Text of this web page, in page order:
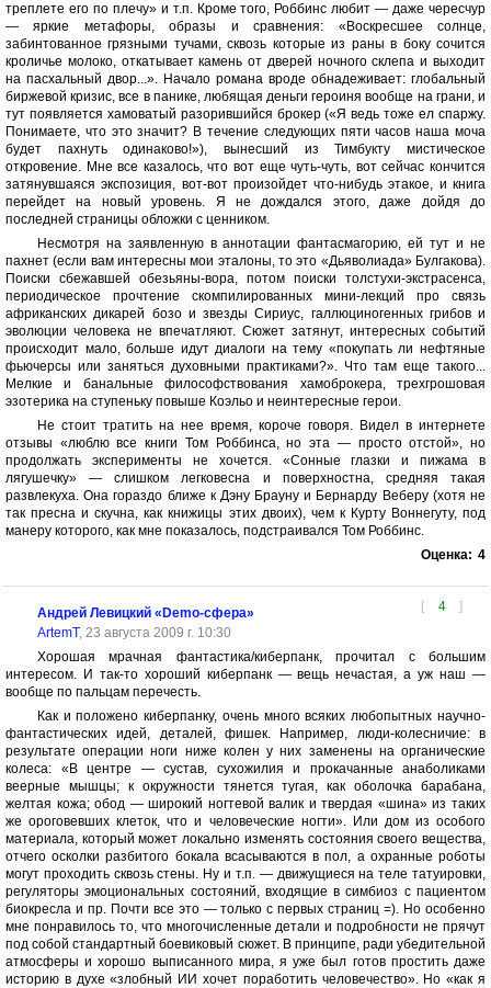
треплете его по плечу» и т.п. Кроме того, Роббинс любит — даже чересчур
— яркие метафоры, образы и сравнения: «Воскресшее солнце,
забинтованное грязными тучами, сквозь которые из раны в боку сочится
кроличье молоко, откатывает камень от дверей ночного склепа и выходит
на пасхальный двор...». Начало романа вроде обнадеживает: глобальный
биржевой кризис, все в панике, любящая деньги героиня вообще на грани, и
тут появляется хамоватый разорившийся брокер («Я ведь тоже ел спаржу.
Понимаете, что это значит? В течение следующих пяти часов наша моча
будет пахнуть одинаково!»), вынесший из Тимбукту мистическое
откровение. Мне все казалось, что вот еще чуть-чуть, вот сейчас кончится
затянувшаяся экспозиция, вот-вот произойдет что-нибудь этакое, и книга
перейдет на новый уровень. Я не дождался этого, даже дойдя до
последней страницы обложки с ценником.
Несмотря на заявленную в аннотации фантасмагорию, ей тут и не
пахнет (если вам интересны мои эталоны, то это «Дьяволиада» Булгакова).
Поиски сбежавшей обезьяны-вора, потом поиски толстухи-экстрасенса,
периодическое прочтение скомпилированных мини-лекций про связь
африканских дикарей бозо и звезды Сириус, галлюциногенных грибов и
эволюции человека не впечатляют. Сюжет затянут, интересных событий
происходит мало, больше идут диалоги на тему «покупать ли нефтяные
фьючерсы или заняться духовными практиками?». Что там еще такого...
Мелкие и банальные философствования хамоброкера, трехгрошовая
эзотерика на ступеньку повыше Коэльо и неинтересные герои.
Не стоит тратить на нее время, короче говоря. Видел в интернете
отзывы «люблю все книги Том Роббинса, но эта — просто отстой», но
продолжать эксперименты не хочется. «Сонные глазки и пижама в
лягушечку» — слишком легковесна и поверхностна, средняя такая
развлекуха. Она гораздо ближе к Дэну Брауну и Бернарду Веберу (хотя не
так пресна и скучна, как книжицы этих двоих), чем к Курту Воннегуту, под
манеру которого, как мне показалось, подстраивался Том Роббинс.
Оценка: 4
[ 4 ]
Андрей Левицкий «Demo-сфера»
ArtemT, 23 августа 2009 г. 10:30
Хорошая мрачная фантастика/киберпанк, прочитал с большим
интересом. И так-то хороший киберпанк — вещь нечастая, а уж наш —
вообще по пальцам перечесть.
Как и положено киберпанку, очень много всяких любопытных научно-
фантастических идей, деталей, фишек. Например, люди-колесничие: в
результате операции ноги ниже колен у них заменены на органические
колеса: «В центре — сустав, сухожилия и прокачанные анаболиками
веерные мышцы; к окружности тянется тугая, как оболочка барабана,
желтая кожа; обод — широкий ногтевой валик и твердая «шина» из таких
же ороговевших клеток, что и человеческие ногти». Или дом из особого
материала, который может локально изменять состояния своего вещества,
отчего осколки разбитого бокала всасываются в пол, а охранные роботы
могут проходить сквозь стены. Ну и т.п. — движущиеся на теле татуировки,
регуляторы эмоциональных состояний, входящие в симбиоз с пациентом
биокресла и пр. Почти все это — только с первых страниц =). Но особенно
мне понравилось то, что многочисленные детали и подробности не прячут
под собой стандартный боевиковый сюжет. В принципе, ради убедительной
атмосферы и хорошо выписанного мира, я уже был готов простить даже
историю в духе «злобный ИИ хочет поработить человечество». Но «как я